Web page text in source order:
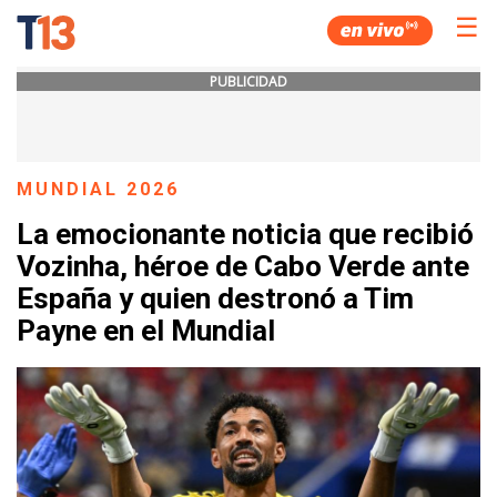
☰
PUBLICIDAD
MUNDIAL 2026
La emocionante noticia que recibió
Vozinha, héroe de Cabo Verde ante
España y quien destronó a Tim
Payne en el Mundial